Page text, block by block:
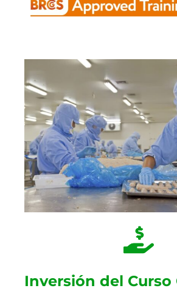
Inversión del Curso